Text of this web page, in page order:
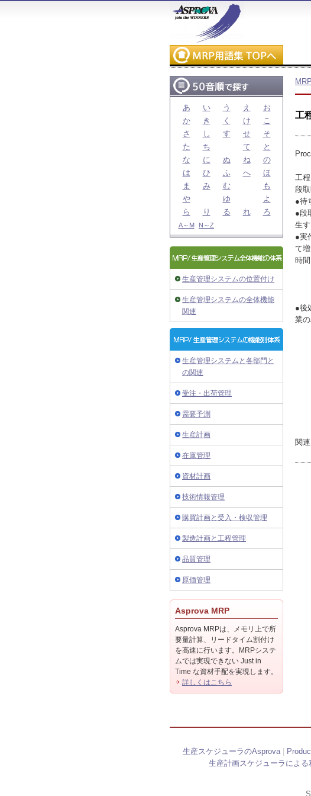
あ い う え
お
か
き く け
こ
さ
し す せ
そ
た
ち て
と
な
に ぬ ね
の
は
ひ ふ へ
ほ
ま
み む
も
や
ゆ
よ
ら
り る れ ろ
A～M N～Z
生産管理システムの位置付け
生産管理システムの全体機能
関連
生産管理システムと各部門と
の関連
受注・出荷管理
需要予測
生産計画
在庫管理
資材計画
技術情報管理
購買計画と受入・検収管理
製造計画と工程管理
品質管理
原価管理
Asprova MRP
Asprova MRPは、メモリ上で所
要量計算、リードタイム割付け
を高速に行います。MRPシステ
ムでは実現できない Just in
Time な資材手配を実現します。
詳しくはこちら
工
工
段
●待
●段
生す
●実
て
時
●後
業
関
生産スケジューラのAsprova|
生産計画スケジューラによる